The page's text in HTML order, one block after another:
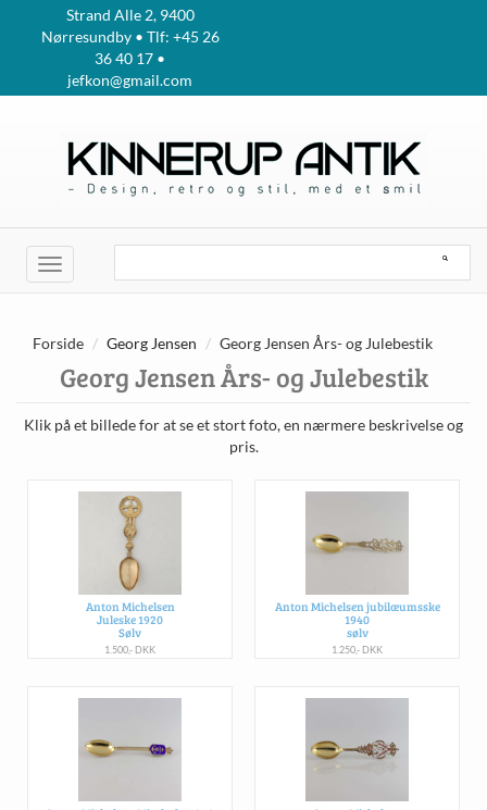
Strand Alle 2, 9400
Nørresundby • Tlf: +45 26
36 40 17 •
jefkon@gmail.com
Toggle
navigation
Forside Georg Jensen Georg Jensen Års- og Julebestik
Georg Jensen Års- og Julebestik
Klik på et billede for at se et stort foto, en nærmere beskrivelse og
pris.
Anton Michelsen
Juleske 1920
Sølv
1.500,- DKK
Anton Michelsen jubilæumsske
1940
sølv
1.250,- DKK